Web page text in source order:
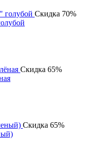
Скидка 70%
Скидка 65%
Скидка 65%